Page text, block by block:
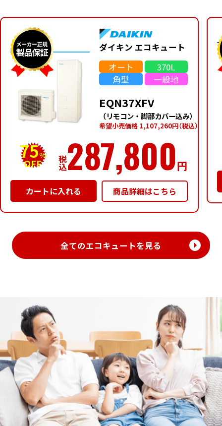
ダイキン エコキュート
オート
370L
角型
一般地
EQN37XFV
（リモコン・脚部カバー込み）
希望⼩売価格 1,107,260円（税込）
75%
OFF 税
込287,800円
商品詳細はこちら
全てのエコキュートを見る